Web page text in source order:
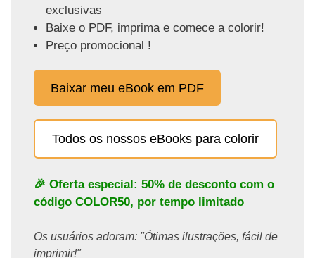
exclusivas
Baixe o PDF, imprima e comece a colorir!
Preço promocional !
Baixar meu eBook em PDF
Todos os nossos eBooks para colorir
🎉 Oferta especial: 50% de desconto com o
código COLOR50, por tempo limitado
Os usuários adoram: "Ótimas ilustrações, fácil de
imprimir!"